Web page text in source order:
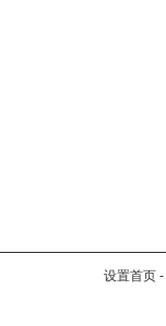
设置首页 -